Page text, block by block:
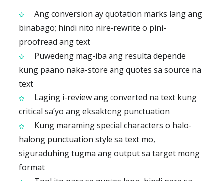
Ang conversion ay quotation marks lang ang
binabago; hindi nito nire-rewrite o pini-
proofread ang text
Puwedeng mag-iba ang resulta depende
kung paano naka-store ang quotes sa source na
text
Laging i-review ang converted na text kung
critical sa’yo ang eksaktong punctuation
Kung maraming special characters o halo-
halong punctuation style sa text mo,
siguraduhing tugma ang output sa target mong
format